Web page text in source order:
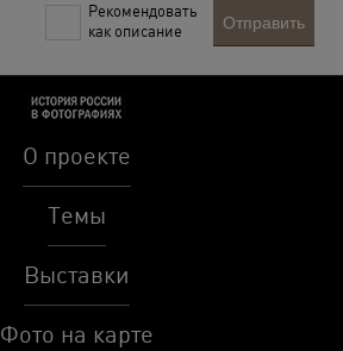
Рекомендовать
как описание
Отправить
О проекте
Темы
Выставки
Фото на карте